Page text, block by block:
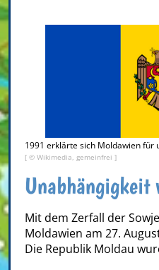
1991 erklärte sich Moldawien für
[ © Wikimedia, gemeinfrei ]
Unabhängigkeit
Mit dem Zerfall der
Moldawien am 27.
Die Republik Moldau